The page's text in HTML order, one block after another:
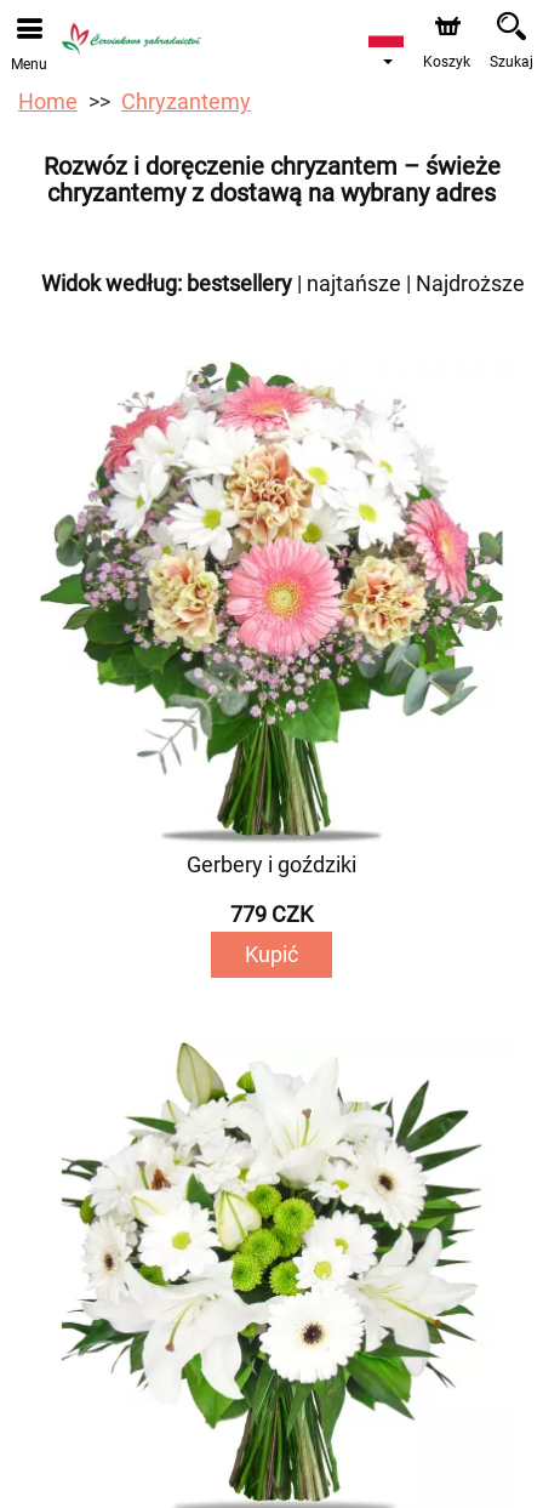
Przyjmujemy zamówienia za pośrednictwem naszego
sklepu internetowego. Najbliższy możliwy termin dostawy
to 12.08.2026 z powodu urlopu.
Menu Koszyk Szukaj
Home Chryzantemy
Rozwóz i doręczenie chryzantem – świeże
chryzantemy z dostawą na wybrany adres
Widok według: bestsellery | najtańsze | Najdroższe
Gerbery i goździki
779 CZK
Kupić